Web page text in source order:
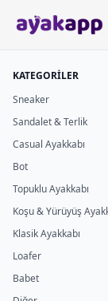
KATEGORİLER
Sneaker
Sandalet & Terlik
Casual Ayakkabı
Bot
Topuklu Ayakkabı
Koşu & Yürüyüş
Klasik Ayakkabı
Loafer
Babet